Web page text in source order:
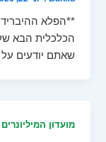
**הפלא
הכלכלית הבא
שאתם יודעים
מועדון המיליונרים